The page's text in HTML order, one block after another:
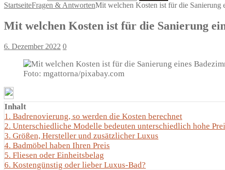
StartseiteFragen & AntwortenMit welchen Kosten ist für die Sanierung
Mit welchen Kosten ist für die Sanierung
6. Dezember 2022 0
Foto: mgattorna/pixabay.com
Inhalt
1. Badrenovierung, so werden die Kosten berechnet
2. Unterschiedliche Modelle bedeuten unterschiedlich hohe
3. Größen, Hersteller und zusätzlicher Luxus
4. Badmöbel haben Ihren Preis
5. Fliesen oder Einheitsbelag
6. Kostengünstig oder lieber Luxus-Bad?